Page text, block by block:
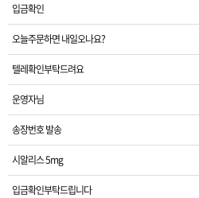
입금확인
오늘주문하면 내일오나요?
텔레확인부탁드려요
운영자님
송장번호 발송
시알리스 5mg
입금확인부탁드립니다